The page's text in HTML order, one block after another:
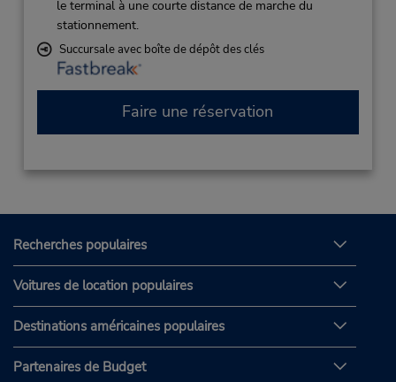
le terminal à une courte distance de marche du
stationnement.
Succursale avec boîte de dépôt des clés
Faire une réservation
Recherches populaires
Voitures de location populaires
Destinations américaines populaires
Partenaires de Budget